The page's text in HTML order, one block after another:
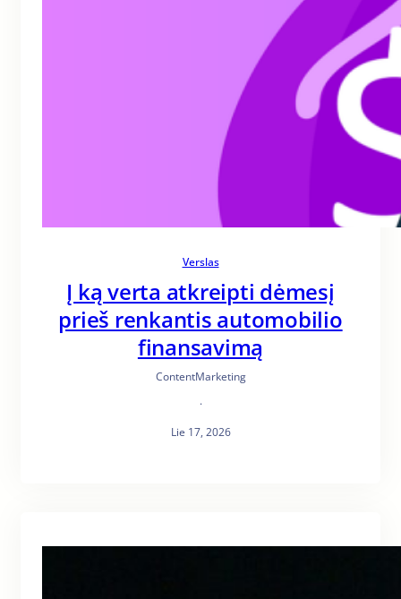
Verslas
Į ką verta atkreipti dėmesį
prieš renkantis automobilio
finansavimą
ContentMarketing
·
Lie 17, 2026